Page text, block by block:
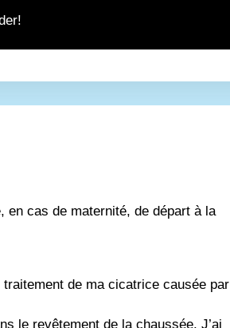
cas de maternité, de départ à la
de ma cicatrice causée par
le revêtement de la chaussée. J’ai